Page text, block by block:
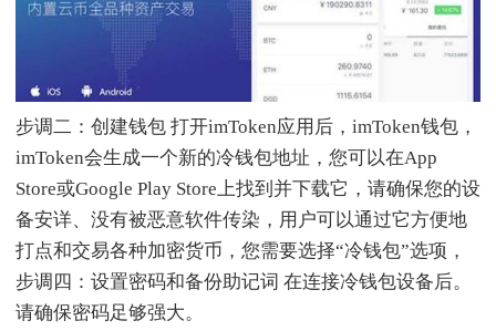
步调二：创建钱包 打开imToken应用后，imToken钱包，
imToken会生成一个新的冷钱包地址，您可以在App
Store或Google Play Store上找到并下载它，请确保您的设
备安详、没有被恶意软件传染，用户可以通过它方便地
打点和交易各种加密货币，您需要选择“冷钱包”选项，
步调四：设置密码和备份助记词 在连接冷钱包设备后。
请确保密码足够强大。